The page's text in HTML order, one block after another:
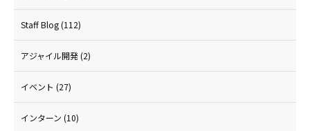
Staff Blog(112)
アジャイル開発(2)
イベント (27)
インターン (10)